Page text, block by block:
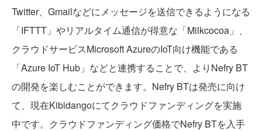
Twitter、Gmailなどにメッセージを送信できるようになる
「IFTTT」やリアルタイム通信が得意な「Milkcocoa」、
クラウドサービスMicrosoft AzureのIoT向け機能である
「Azure IoT Hub」などと連携することで、よりNefry BT
の開発を楽しむことができます。Nefry BTは発売に向け
て、現在Kibidangoにてクラウドファンディングを実施
中です。クラウドファンディング価格でNefry BTを入手